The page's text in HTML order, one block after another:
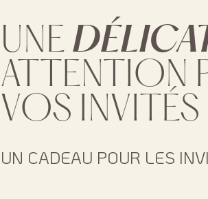
UNE
ATTENTION
VOS INVITÉS
UN CADEAU POUR LES